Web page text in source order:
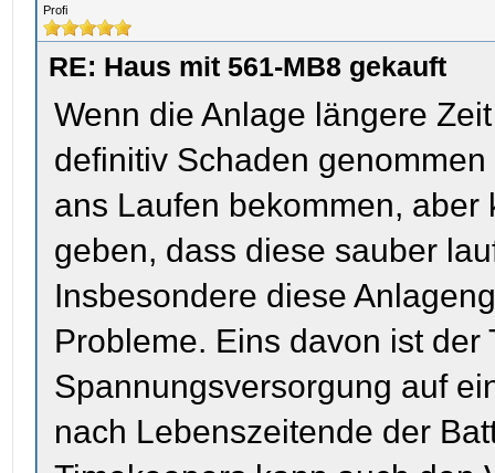
Profi
RE: Haus mit 561-MB8 gekauft
Wenn die Anlage längere
definitiv Schaden
ans Laufen bekommen,
geben, dass diese sauber
Insbesondere diese
Probleme. Eins davon ist
Spannungsversorgung auf
nach Lebenszeitende der